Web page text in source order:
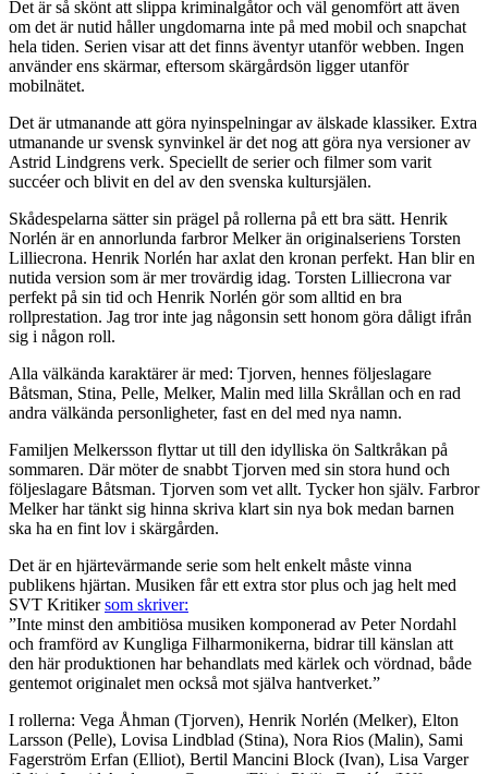
Det är så skönt att slippa kriminalgåtor och väl genomfört att även
om det är nutid håller ungdomarna inte på med mobil och snapchat
hela tiden. Serien visar att det finns äventyr utanför webben. Ingen
använder ens skärmar, eftersom skärgårdsön ligger utanför
mobilnätet.
Det är utmanande att göra nyinspelningar av älskade klassiker. Extra
utmanande ur svensk synvinkel är det nog att göra nya versioner av
Astrid Lindgrens verk. Speciellt de serier och filmer som varit
succéer och blivit en del av den svenska kultursjälen.
Skådespelarna sätter sin prägel på rollerna på ett bra sätt. Henrik
Norlén är en annorlunda farbror Melker än originalseriens Torsten
Lilliecrona. Henrik Norlén har axlat den kronan perfekt. Han blir en
nutida version som är mer trovärdig idag. Torsten Lilliecrona var
perfekt på sin tid och Henrik Norlén gör som alltid en bra
rollprestation. Jag tror inte jag någonsin sett honom göra dåligt ifrån
sig i någon roll.
Alla välkända karaktärer är med: Tjorven, hennes följeslagare
Båtsman, Stina, Pelle, Melker, Malin med lilla Skrållan och en rad
andra välkända personligheter, fast en del med nya namn.
Familjen Melkersson flyttar ut till den idylliska ön Saltkråkan på
sommaren. Där möter de snabbt Tjorven med sin stora hund och
följeslagare Båtsman. Tjorven som vet allt. Tycker hon själv. Farbror
Melker har tänkt sig hinna skriva klart sin nya bok medan barnen
ska ha en fint lov i skärgården.
Det är en hjärtevärmande serie som helt enkelt måste vinna
publikens hjärtan. Musiken får ett extra stor plus och jag helt med
SVT Kritikersom skriver:
”Inte minst den ambitiösa musiken komponerad av Peter Nordahl
och framförd av Kungliga Filharmonikerna, bidrar till känslan att
den här produktionen har behandlats med kärlek och vördnad, både
gentemot originalet men också mot själva hantverket.”
I rollerna: Vega Åhman (Tjorven), Henrik Norlén (Melker), Elton
Larsson (Pelle), Lovisa Lindblad (Stina), Nora Rios (Malin), Sami
Fagerström Erfan (Elliot), Bertil Mancini Block (Ivan), Lisa Varger